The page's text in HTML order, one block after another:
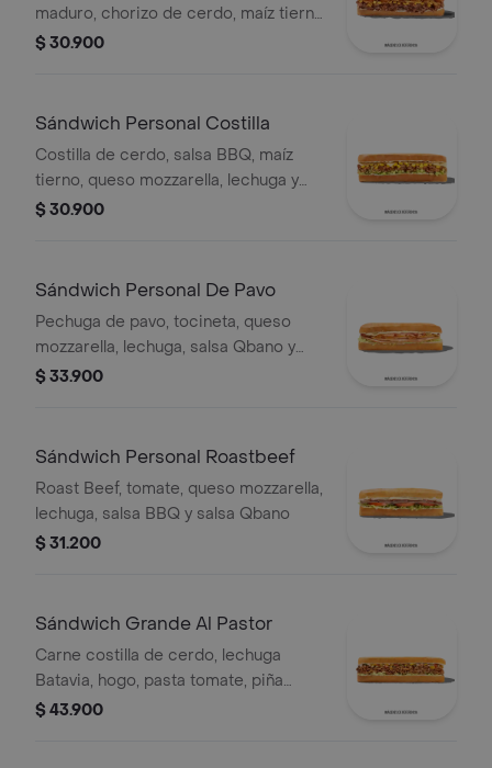
maduro, chorizo de cerdo, maíz tierno
y salsa Qbano.
$ 30.900
Sándwich Personal Costilla
Costilla de cerdo, salsa BBQ, maíz
tierno, queso mozzarella, lechuga y
salsa Qbano.
$ 30.900
Sándwich Personal De Pavo
Pechuga de pavo, tocineta, queso
mozzarella, lechuga, salsa Qbano y
miel mostaza.
$ 33.900
Sándwich Personal Roastbeef
Roast Beef, tomate, queso mozzarella,
lechuga, salsa BBQ y salsa Qbano
$ 31.200
Sándwich Grande Al Pastor
Carne costilla de cerdo, lechuga
Batavia, hogo, pasta tomate, piña
calada asada, cebolla blanca y
$ 43.900